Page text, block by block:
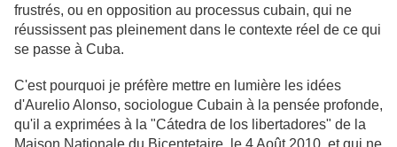
frustrés, ou en opposition au processus cubain, qui ne
réussissent pas pleinement dans le contexte réel de ce qui
se passe à Cuba.
C'est pourquoi je préfère mettre en lumière les idées
d'Aurelio Alonso, sociologue Cubain à la pensée profonde,
qu'il a exprimées à la "Cátedra de los libertadores" de la